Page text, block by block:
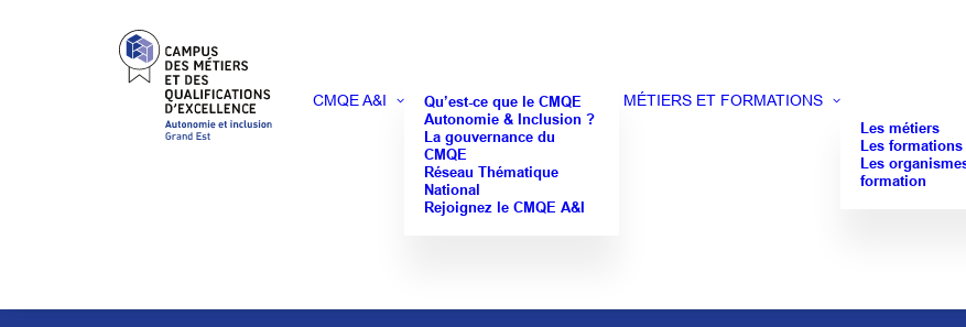
CMQE A&I
Qu’est-ce que le CMQE
Autonomie & Inclusion ?
La gouvernance du
CMQE
Réseau Thématique
National
Rejoignez le CMQE A&I
MÉTIERS ET FORMATIONS
Les métiers
Les formations
Les
formation